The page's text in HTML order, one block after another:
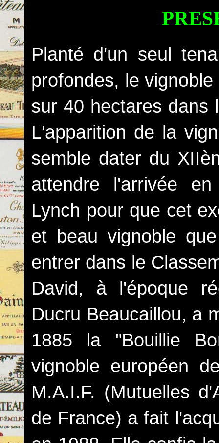
Planté d'un seul
profondes, le
sur 40 hectares dans
L'apparition de la
semble dater du
attendre l'arrivée
Lynch pour que cet
et beau vignoble
entrer dans le
David, à l'époque
Ducru Beaucaillou, a
1885 la "Bouillie
vignoble européen
M.A.I.F. (Mutuelles
de France) a fait